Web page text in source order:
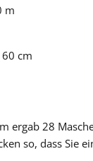
m
cm
ergab 28
so, dass Sie